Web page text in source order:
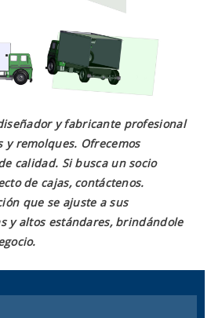
diseñador y fabricante profesional
y remolques. Ofrecemos
calidad. Si busca un socio
de cajas, contáctenos.
que se ajuste a sus
y altos estándares, brindándole